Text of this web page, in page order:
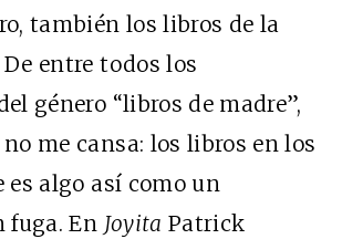
también los libros de la
entre todos los
género “libros de madre”,
me cansa: los libros en los
es algo así como un
fuga. En Joyita Patrick